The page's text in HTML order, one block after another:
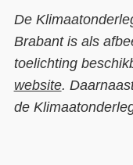
De
Brabant is als
toelichting
website.
de